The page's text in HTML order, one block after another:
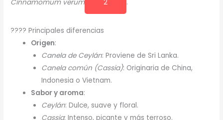
Cinnamomum verum
2 .
???? Principales diferencias
Origen:
Canela de Ceylán: Proviene de Sri Lanka.
Canela común (Cassia): Originaria de China,
Indonesia o Vietnam.
Sabor y aroma:
Ceylán: Dulce, suave y floral.
Cassia: Intenso, picante y más terroso.